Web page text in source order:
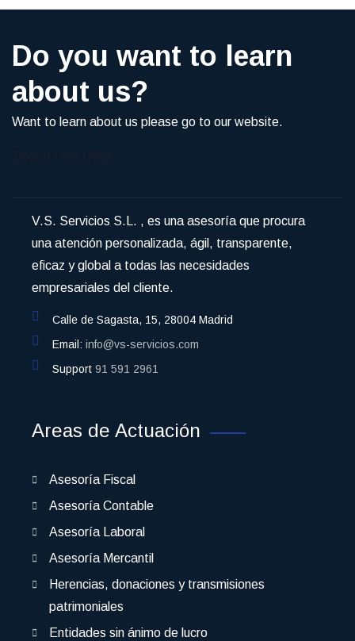
Do you want to learn
about us?
Want to learn about us please go to our website.
V.S. Servicios S.L. , es una asesoría que procura
una atención personalizada, ágil, transparente,
eficaz y global a todas las necesidades
empresariales del cliente.
Calle de Sagasta, 15, 28004 Madrid
Email: info@vs-servicios.com
Support 91 591 2961
Areas de Actuación
Asesoría Fiscal
Asesoría Contable
Asesoría Laboral
Asesoría Mercantil
Herencias, donaciones y transmisiones
patrimoniales
Entidades sin ánimo de lucro